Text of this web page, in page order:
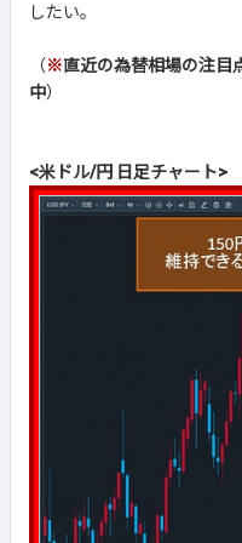
したい。
（※直近の為替相場の注目
中）
<米ドル/円 日足チャート>